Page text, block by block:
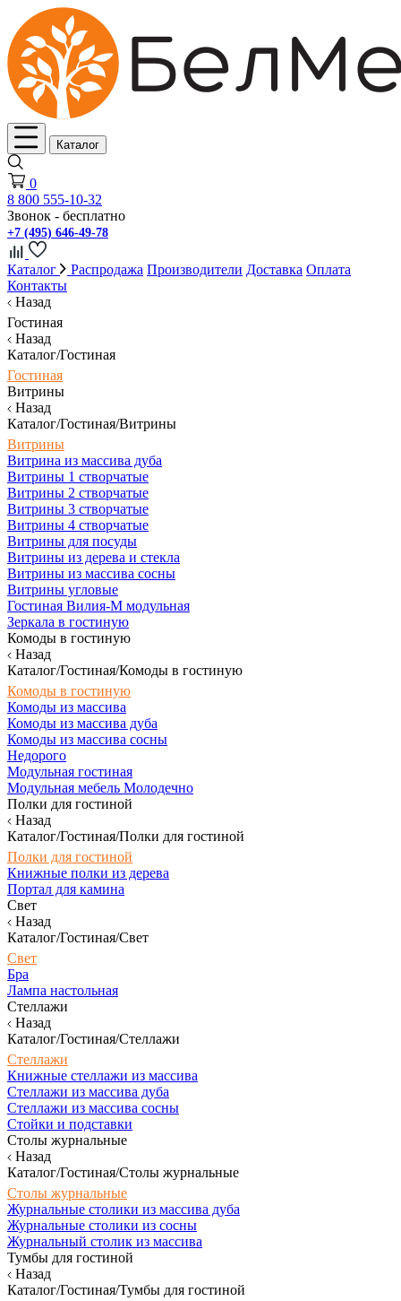
Каталог
0
8 800 555-10-32
Звонок - бесплатно
+7 (495) 646-49-78
Каталог Распродажа Производители Доставка Оплата
Контакты
Назад
Гостиная
Назад
Каталог/Гостиная
Гостиная
Витрины
Назад
Каталог/Гостиная/Витрины
Витрины
Витрина из массива дуба
Витрины 1 створчатые
Витрины 2 створчатые
Витрины 3 створчатые
Витрины 4 створчатые
Витрины для посуды
Витрины из дерева и стекла
Витрины из массива сосны
Витрины угловые
Гостиная Вилия-М модульная
Зеркала в гостиную
Комоды в гостиную
Назад
Каталог/Гостиная/Комоды в гостиную
Комоды в гостиную
Комоды из массива
Комоды из массива дуба
Комоды из массива сосны
Недорого
Модульная гостиная
Модульная мебель Молодечно
Полки для гостиной
Назад
Каталог/Гостиная/Полки для гостиной
Полки для гостиной
Книжные полки из дерева
Портал для камина
Свет
Назад
Каталог/Гостиная/Свет
Свет
Бра
Лампа настольная
Стеллажи
Назад
Каталог/Гостиная/Стеллажи
Стеллажи
Книжные стеллажи из массива
Стеллажи из массива дуба
Стеллажи из массива сосны
Стойки и подставки
Столы журнальные
Назад
Каталог/Гостиная/Столы журнальные
Столы журнальные
Журнальные столики из массива дуба
Журнальные столики из сосны
Журнальный столик из массива
Тумбы для гостиной
Назад
Каталог/Гостиная/Тумбы для гостиной